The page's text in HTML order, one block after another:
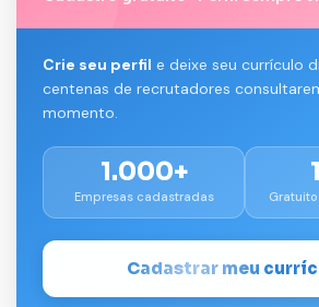
Crie seu perfil e deixe seu currículo
centenas de recrutadores
momento.
1.000+
Empresas cadastradas
Cadastrar meu